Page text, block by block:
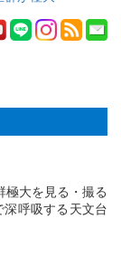
極大を見る・撮る
呼吸する天文台